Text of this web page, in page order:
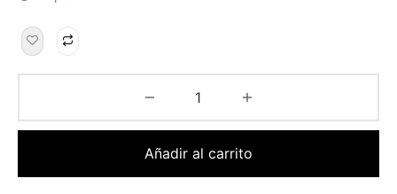
Añadir al carrito